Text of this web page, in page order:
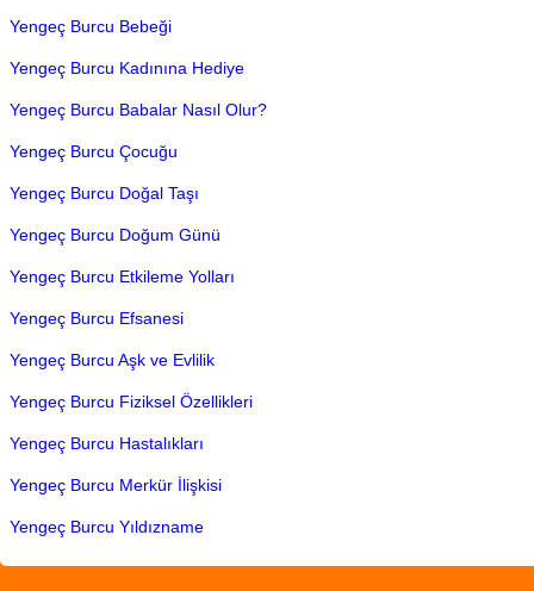
Yengeç Burcu Bebeği
Yengeç Burcu Kadınına Hediye
Yengeç Burcu Babalar Nasıl Olur?
Yengeç Burcu Çocuğu
Yengeç Burcu Doğal Taşı
Yengeç Burcu Doğum Günü
Yengeç Burcu Etkileme Yolları
Yengeç Burcu Efsanesi
Yengeç Burcu Aşk ve Evlilik
Yengeç Burcu Fiziksel Özellikleri
Yengeç Burcu Hastalıkları
Yengeç Burcu Merkür İlişkisi
Yengeç Burcu Yıldızname